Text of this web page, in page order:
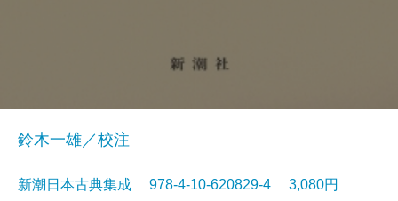
鈴木一雄／校注
新潮日本古典集成 978-4-10-620829-4 3,080円